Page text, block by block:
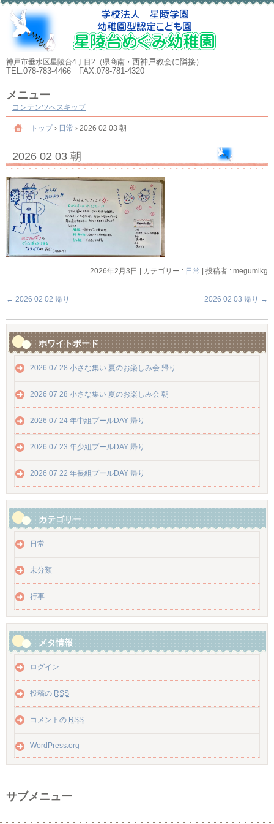
神戸市垂水区星陵台4丁目2（県商南・ 西神戸教会に隣接）
TEL.078-783-4466 FAX.078-781-4320
メニュー
コンテンツへスキップ
トップ › 日常 › 2026 02 03 朝
2026 02 03 朝
2026年2月3日 カテゴリー : 日常 投稿者 : megumikg
← 2026 02 02 帰り 2026 02 03 帰り →
ホワイトボード
2026 07 28 小さな集い 夏のお楽しみ会 帰り
2026 07 28 小さな集い 夏のお楽しみ会 朝
2026 07 24 年中組プールDAY 帰り
2026 07 23 年少組プールDAY 帰り
2026 07 22 年長組プールDAY 帰り
カテゴリー
日常
未分類
行事
メタ情報
ログイン
投稿の RSS
コメントの RSS
WordPress.org
サブメニュー